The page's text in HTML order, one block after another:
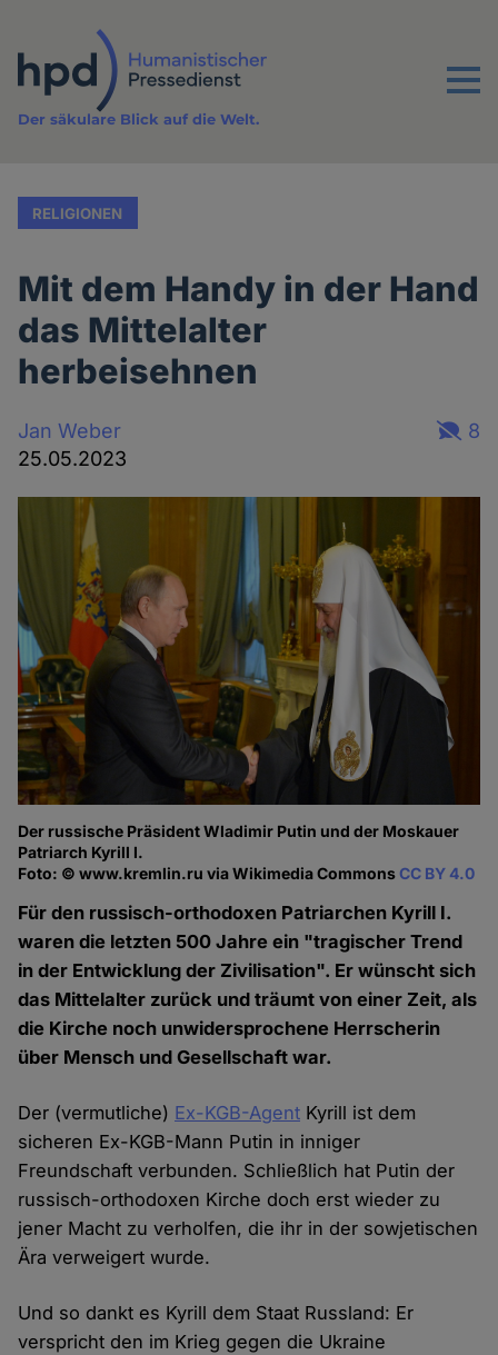
Inhalt
Menu
Der säkulare Blick auf die Welt.
RELIGIONEN
Mit dem Handy in der Hand
das Mittelalter
herbeisehnen
Jan Weber
25.05.2023
8
Der russische Präsident Wladimir Putin und der Moskauer
Patriarch Kyrill I.
Foto: © www.kremlin.ru via Wikimedia CommonsCC BY 4.0
Für den russisch-orthodoxen Patriarchen Kyrill I.
waren die letzten 500 Jahre ein "tragischer Trend
in der Entwicklung der Zivilisation". Er wünscht sich
das Mittelalter zurück und träumt von einer Zeit, als
die Kirche noch unwidersprochene Herrscherin
über Mensch und Gesellschaft war.
Der (vermutliche) Ex-KGB-Agent Kyrill ist dem
sicheren Ex-KGB-Mann Putin in inniger
Freundschaft verbunden. Schließlich hat Putin der
russisch-orthodoxen Kirche doch erst wieder zu
jener Macht zu verholfen, die ihr in der sowjetischen
Ära verweigert wurde.
Und so dankt es Kyrill dem Staat Russland: Er
verspricht den im Krieg gegen die Ukraine